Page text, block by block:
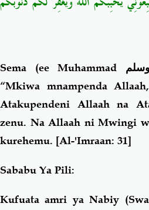
Sema (ee Muhammad
“Mkiwa mnampenda
Atakupendeni Allaah na
zenu. Na Allaah ni Mwingi
kurehemu. [Al-'Imraan: 31]
Sababu Ya Pili:
Kufuata amri ya Nabiy